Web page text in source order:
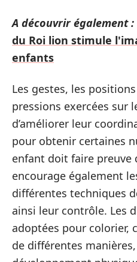
A découvrir également :
du Roi lion stimule
enfants
Les gestes, les
pressions exercées sur
d’améliorer leur
pour obtenir certaines
enfant doit faire preuve
encourage également
différentes techniques
ainsi leur contrôle. Les
adoptées pour colorier,
de différentes